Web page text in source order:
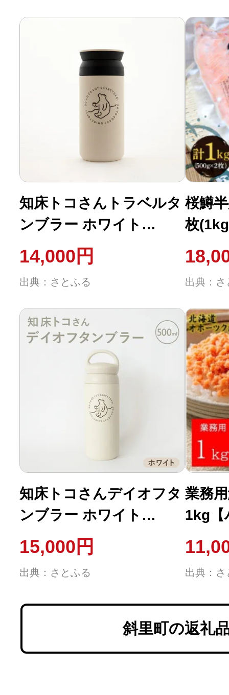
ふるさと納税の基礎知識
10秒ぴったり診断
自治体直営サイト特集
はじめるバイブルとは
よくあるご質問
問い合わせ
知床トコさんトラベルタ
ンブラー ホワイト
350ml×1本 KINTO
14,000円
出典：さとふる
桜鱒
枚
り身
出典：さ
知床トコさんデイオフタ
ンブラー ホワイト
500ml×1本
15,000円
出典：さとふる
業務
1kg【
出典：さ
斜里町の返礼